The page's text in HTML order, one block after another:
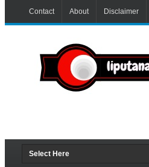
Contact About Disclaimer